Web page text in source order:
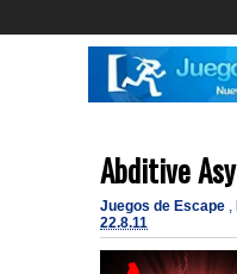
Abditive
Juegos de Escape ,
22.8.11